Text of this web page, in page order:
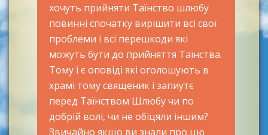
хочуть прийняти Таїнство шлюбу
повинні спочатку вирішити всі свої
проблеми і всі перешкоди які
можуть бути до прийняття Таїнства.
Тому і є оповіді які оголошують в
храмі тому священик і запиутє
перед Таїнством Шлюбу чи по
добрій волі, чи не обіцяли іншим?
Звичайно якщо ви знали про цю